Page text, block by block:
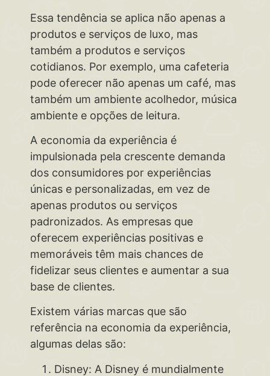
Essa tendência se aplica não apenas a
produtos e serviços de luxo, mas
também a produtos e serviços
cotidianos. Por exemplo, uma cafeteria
pode oferecer não apenas um café, mas
também um ambiente acolhedor, música
ambiente e opções de leitura.
A economia da experiência é
impulsionada pela crescente demanda
dos consumidores por experiências
únicas e personalizadas, em vez de
apenas produtos ou serviços
padronizados. As empresas que
oferecem experiências positivas e
memoráveis têm mais chances de
fidelizar seus clientes e aumentar a sua
base de clientes.
Existem várias marcas que são
referência na economia da experiência,
algumas delas são:
Disney: A Disney é mundialmente